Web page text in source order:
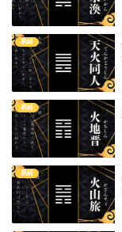
易経
易経
易経